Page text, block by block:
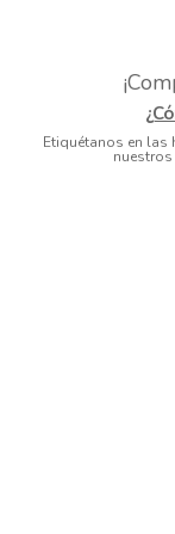
Etiquétanos en las